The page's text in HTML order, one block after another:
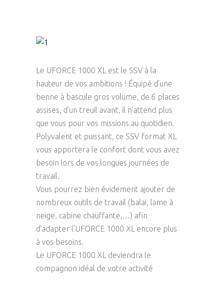
Le UFORCE 1000 XL est le SSV à la
hauteur de vos ambitions ! Équipé d’une
benne à bascule gros volume, de 6 places
assises, d’un treuil avant, il n’attend plus
que vous pour vos missions au quotidien.
Polyvalent et puissant, ce SSV format XL
vous apportera le confort dont vous avez
besoin lors de vos longues journées de
travail.
Vous pourrez bien évidement ajouter de
nombreux outils de travail (balai, lame à
neige, cabine chauffante,…) afin
d’adapter l’UFORCE 1000 XL encore plus
à vos besoins.
Le UFORCE 1000 XL deviendra le
compagnon idéal de votre activité